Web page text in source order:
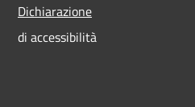
Dichiarazione
di accessibilità